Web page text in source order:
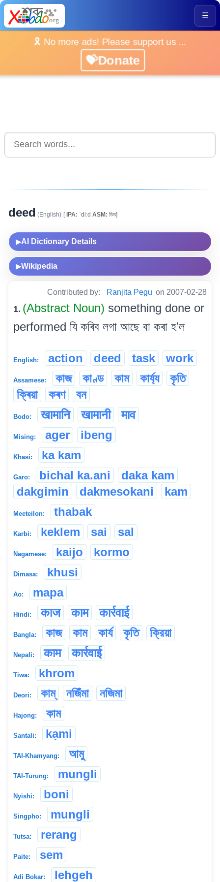
☰
🎗️ No more ads! Please support us ...
💝Donate
deed (English) [IPA: ˈdiːd ASM: ডিড]
▶AI Dictionary Details
▶Wikipedia
Contributed by: Ranjita Pegu on 2007-02-28
1. (Abstract Noun) something done or
performed যি কৰিব লগা আছে বা কৰা হ’ল
English: action deed task work
Assamese: কাজ কাণ্ড কাম কাৰ্য্য
কৃতি
ক্ৰিয়া
কৰণ বন
Bodo: खामानि खामानी माव
Mising: ager ibeng
Khasi: ka kam
Garo: bichal ka.ani
daka kam
dakgimin
dakmesokani kam
Meeteilon: thabak
Karbi: keklem sai sal
Nagamese: kaijo kormo
Dimasa: khusi
Ao: mapa
Hindi: काज काम कार्रवाई
Bangla: কাজ কাম কার্য কৃতি ক্রিয়া
Nepali: काम कार्रवाई
Tiwa: khrom
Deori: কাম্ নজিঁমা নজিমা
Hajong: কাম
Santali: kạmi
TAI-Khamyang: আমু
TAI-Turung: mungli
Nyishi: boni
Singpho: mungli
Tutsa: rerang
Paite: sem
Adi Bokar: lehgeh